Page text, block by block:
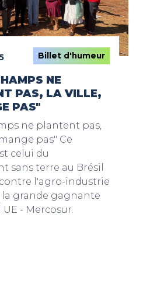
Billet d'humeur
NE
PAS, LA VILLE,
PAS"
ne plantent pas,
pas" Ce
celui du
sans terre au Brésil
l'agro-industrie
la grande gagnante
- Mercosur.